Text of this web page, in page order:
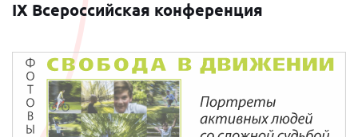
IX Всероссийская конференция